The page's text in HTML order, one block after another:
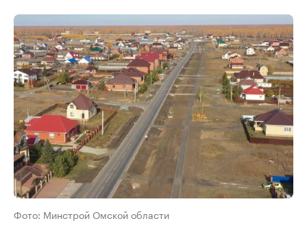
Фото: Минстрой Омской области